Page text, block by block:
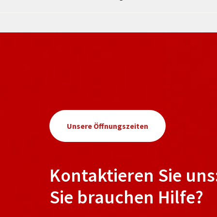
Unsere Öffnungszeiten
Kontaktieren Sie
Sie brauchen Hilfe?